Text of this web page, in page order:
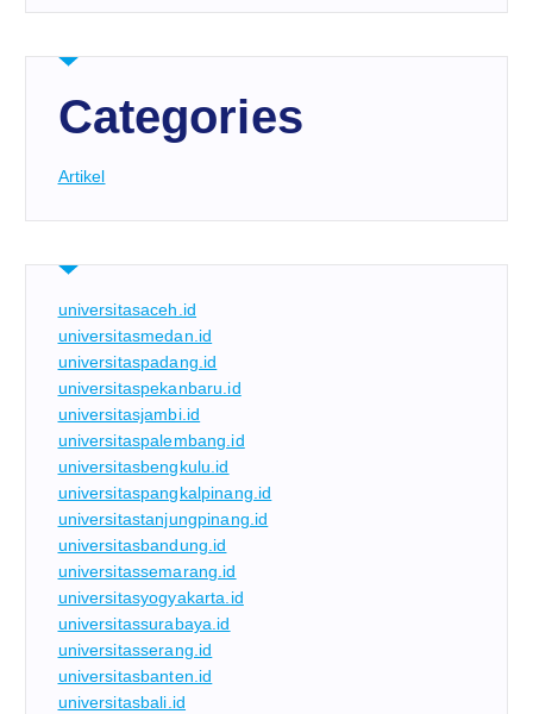
Categories
Artikel
universitasaceh.id
universitasmedan.id
universitaspadang.id
universitaspekanbaru.id
universitasjambi.id
universitaspalembang.id
universitasbengkulu.id
universitaspangkalpinang.id
universitastanjungpinang.id
universitasbandung.id
universitassemarang.id
universitasyogyakarta.id
universitassurabaya.id
universitasserang.id
universitasbanten.id
universitasbali.id